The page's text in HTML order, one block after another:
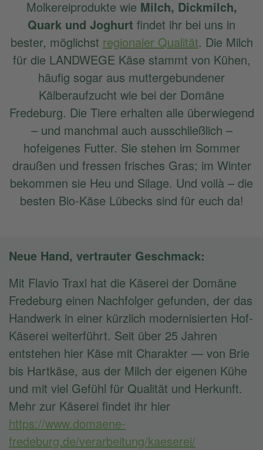
Molkereiprodukte wie Milch, Dickmilch,
Quark und Joghurt findet ihr bei uns in
bester, möglichst regionaler Qualität. Die Milch
für die LANDWEGE Käse stammt von Kühen,
häufig sogar aus muttergebundener
Kälberaufzucht wie bei der Domäne
Fredeburg. Die Tiere erhalten alle überwiegend
– und manchmal auch ausschließlich –
hofeigenes Futter. Sie stehen im Sommer
draußen und fressen frisches Gras; im Winter
bekommen sie Heu und Silage. Und voilà – die
besten Bio-Käse Lübecks sind für euch da!
Neue Hand, vertrauter Geschmack:
Mit Flavio Traxl hat die Käserei der Domäne
Fredeburg einen Nachfolger gefunden, der das
Handwerk in einer kürzlich modernisierten Hof-
Käserei weiterführt. Seit über 25 Jahren
entstehen hier Käse mit Charakter — von Brie
bis Hartkäse, aus der Milch der eigenen Kühe
und mit viel Gefühl für Qualität und Herkunft.
Mehr zur Käserei findet ihr hier
https://www.domaene-
fredeburg.de/verarbeitung/kaeserei/